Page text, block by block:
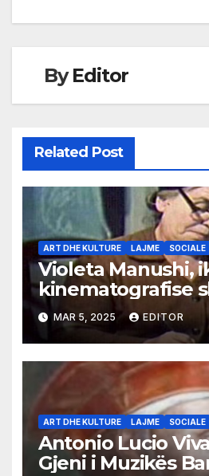
ByEditor
Related Post
ART DHE KULTURE LAJME SOCIALE
Violeta Manushi,
kinematografise
MAR 5, 2025 EDITOR
ART DHE KULTURE LAJME SOCIALE
Antonio Lucio
Gjeni i Muzikës